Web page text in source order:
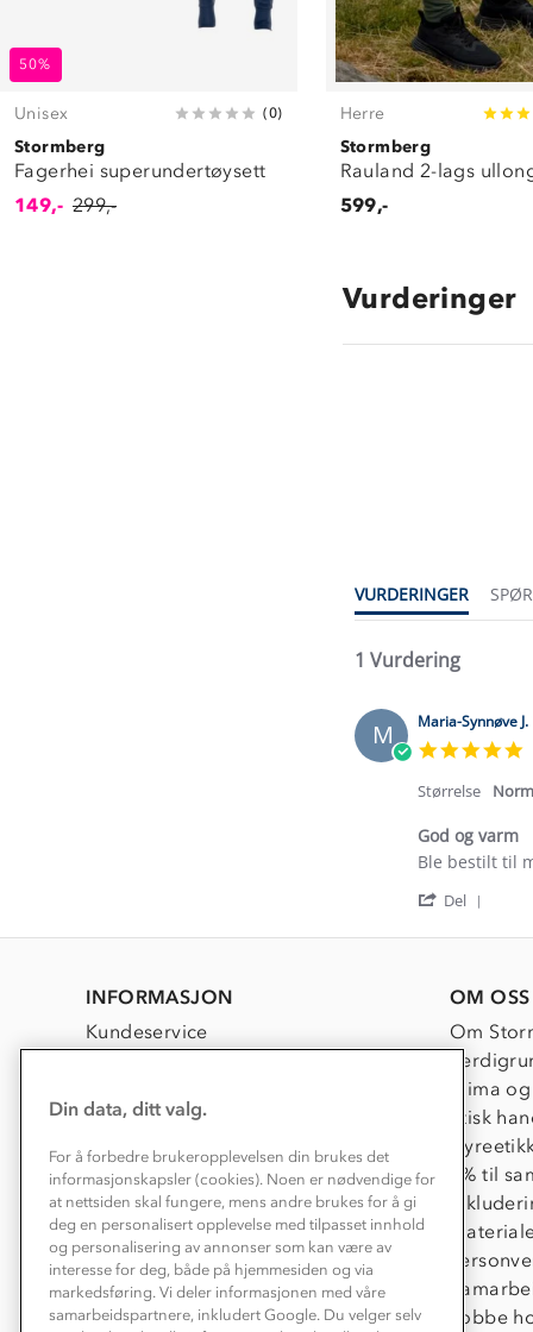
50%
Unisex (0)
Stormberg
Fagerhei superundertøysett
149,- 299,-
Herre
Stormberg
Rauland 2-lags
599,-
Vurderinger
VURDERINGER
1 Vurdering
M Maria-Synnøve J.
Størrelse
God og varm
Review
Maria-
J.
2026
review
God
varm
Ble bestilt til
Del
J.
on
5
2026
INFORMASJON
Kundeservice
Kundeklubb
Våre butikker
Bedrift, barnehage og SFO
Presse
OM OSS
Om
Klima
Etisk
1% til
Jobbe
Din data, ditt valg.
For å forbedre brukeropplevelsen din brukes det
informasjonskapsler (cookies). Noen er nødvendige for
at nettsiden skal fungere, mens andre brukes for å gi
deg en personalisert opplevelse med tilpasset innhold
og personalisering av annonser som kan være av
interesse for deg, både på hjemmesiden og via
markedsføring. Vi deler informasjonen med våre
samarbeidspartnere, inkludert Google. Du velger selv